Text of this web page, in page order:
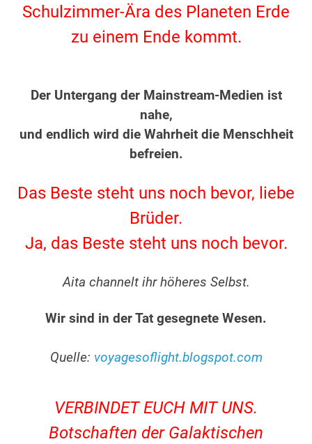
Schulzimmer-Ära des Planeten Erde
zu einem Ende kommt.
Der Untergang der Mainstream-Medien ist
nahe,
und endlich wird die Wahrheit die Menschheit
befreien.
Das Beste steht uns noch bevor, liebe
Brüder.
Ja, das Beste steht uns noch bevor.
Aita channelt ihr höheres Selbst.
Wir sind in der Tat gesegnete Wesen.
Quelle: voyagesoflight.blogspot.com
VERBINDET EUCH MIT UNS.
Botschaften der Galaktischen